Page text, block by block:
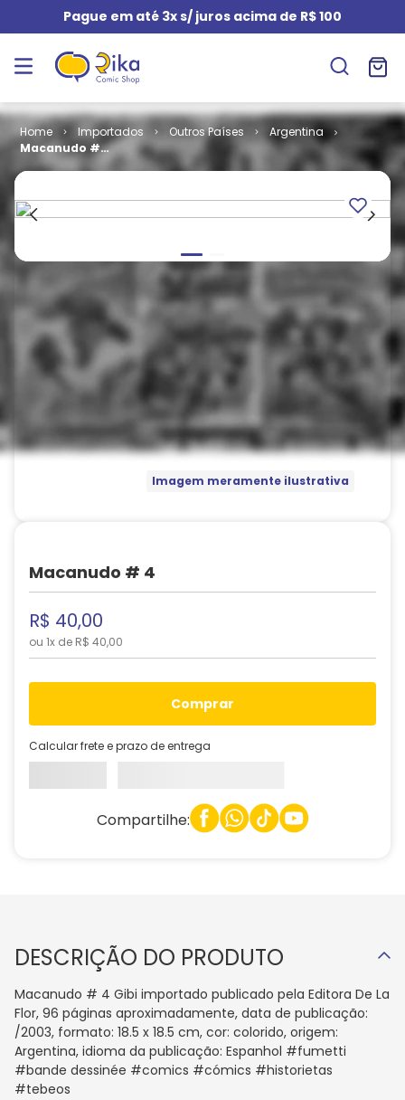
Pague em até 3x s/ juros acima de R$ 100
Importados Outros Países
Argentina
Macanudo #
Imagem meramente ilustrativa
Macanudo # 4
R$ 40,00
ou 1x de R$ 40,00
comprar
Calcular frete e prazo de entrega
Compartilhe:
DESCRIÇÃO DO PRODUTO
Macanudo # 4 Gibi importado publicado pela Editora De La
Flor, 96 páginas aproximadamente, data de publicação:
/2003, formato: 18.5 x 18.5 cm, cor: colorido, origem:
Argentina, idioma da publicação: Espanhol #fumetti
#bande dessinée #comics #cómics #historietas
#tebeos